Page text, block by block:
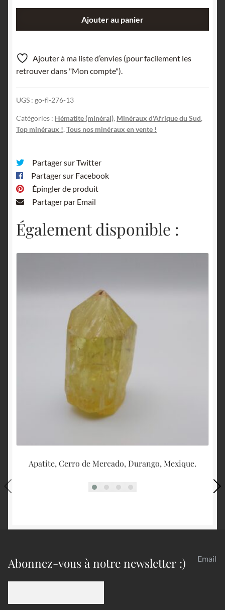
Mine
N’Chwaning,
Afrique
Sud.
Ajouter au panier
Ajouter à ma liste d’envies (pour facilement les
retrouver dans "Mon compte").
UGS : go-fl-276-13
Catégories : Hématite (minéral), Minéraux d'Afrique du Sud,
Top minéraux !, Tous nos minéraux en vente !
Partager sur Twitter
Partager sur Facebook
Épingler de produit
Partager par Email
Également disponible :
Apatite, Cerro de Mercado, Durango, Mexique.
Abonnez-vous à notre newsletter :) Email